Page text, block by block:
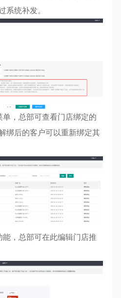
系统补发。
，总部可查看门店绑定的
绑后的客户可以重新绑定其
，总部可在此编辑门店推